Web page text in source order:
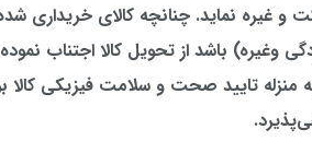
و غیره نماید. چنانچه کالای خریداری
وغیره) باشد از تحویل کالا اجتناب
منزله تایید صحت و سلامت فیزیکی کالا